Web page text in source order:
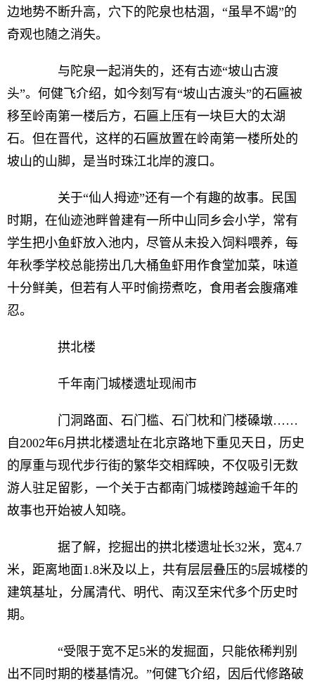
边地势不断升高，穴下的陀泉也枯涸，“虽旱不竭”的
奇观也随之消失。
与陀泉一起消失的，还有古迹“坡山古渡
头”。何健飞介绍，如今刻写有“坡山古渡头”的石匾被
移至岭南第一楼后方，石匾上压有一块巨大的太湖
石。但在晋代，这样的石匾放置在岭南第一楼所处的
坡山的山脚，是当时珠江北岸的渡口。
关于“仙人拇迹”还有一个有趣的故事。民国
时期，在仙迹池畔曾建有一所中山同乡会小学，常有
学生把小鱼虾放入池内，尽管从未投入饲料喂养，每
年秋季学校总能捞出几大桶鱼虾用作食堂加菜，味道
十分鲜美，但若有人平时偷捞煮吃，食用者会腹痛难
忍。
拱北楼
千年南门城楼遗址现闹市
门洞路面、石门槛、石门枕和门楼磉墩……
自2002年6月拱北楼遗址在北京路地下重见天日，历史
的厚重与现代步行街的繁华交相辉映，不仅吸引无数
游人驻足留影，一个关于古都南门城楼跨越逾千年的
故事也开始被人知晓。
据了解，挖掘出的拱北楼遗址长32米，宽4.7
米，距离地面1.8米及以上，共有层层叠压的5层城楼的
建筑基址，分属清代、明代、南汉至宋代多个历史时
期。
“受限于宽不足5米的发掘面，只能依稀判别
出不同时期的楼基情况。”何健飞介绍，因后代修路破